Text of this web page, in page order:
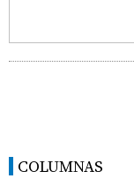
COLUMNAS